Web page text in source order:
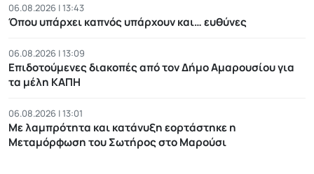
06.08.2026 | 13:43
Όπου υπάρχει καπνός υπάρχουν και… ευθύνες
06.08.2026 | 13:09
Επιδοτούμενες διακοπές από τον Δήμο Αμαρουσίου για
τα μέλη ΚΑΠΗ
06.08.2026 | 13:01
Με λαμπρότητα και κατάνυξη εορτάστηκε η
Μεταμόρφωση του Σωτήρος στο Μαρούσι